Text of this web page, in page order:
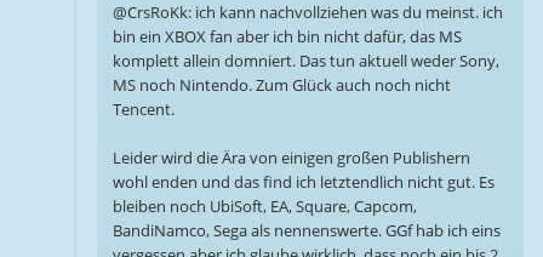
@CrsRoKk: ich kann nachvollziehen was du meinst. ich
bin ein XBOX fan aber ich bin nicht dafür, das MS
komplett allein domniert. Das tun aktuell weder Sony,
MS noch Nintendo. Zum Glück auch noch nicht
Tencent.
Leider wird die Ära von einigen großen Publishern
wohl enden und das find ich letztendlich nicht gut. Es
bleiben noch UbiSoft, EA, Square, Capcom,
BandiNamco, Sega als nennenswerte. GGf hab ich eins